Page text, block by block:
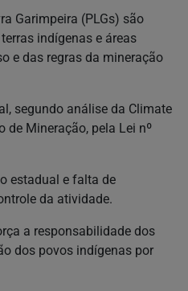
Garimpeira (PLGs) são
indígenas e áreas
e das regras da mineração
segundo análise da Climate
de Mineração, pela Lei nº
estadual e falta de
da atividade.
a responsabilidade dos
dos povos indígenas por